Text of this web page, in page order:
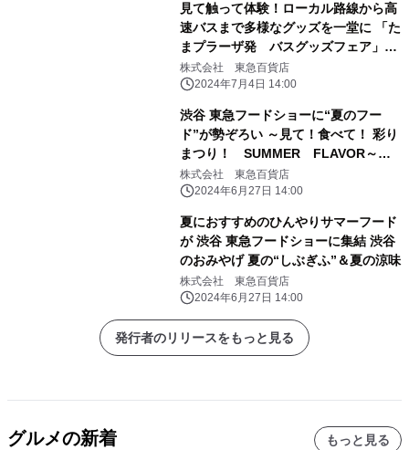
見て触って体験！ローカル路線から高
速バスまで多様なグッズを一堂に 「た
まプラーザ発 バスグッズフェア」を
開催
株式会社 東急百貨店
2024年7月4日 14:00
渋谷 東急フードショーに“夏のフー
ド”が勢ぞろい ～見て！食べて！ 彩り
まつり！ SUMMER FLAVOR～
「Foodshow Special Week」開催
株式会社 東急百貨店
2024年6月27日 14:00
夏におすすめのひんやりサマーフード
が 渋谷 東急フードショーに集結 渋谷
のおみやげ 夏の“しぶぎふ”＆夏の涼味
株式会社 東急百貨店
2024年6月27日 14:00
発行者のリリースをもっと見る
グルメの新着 もっと見る